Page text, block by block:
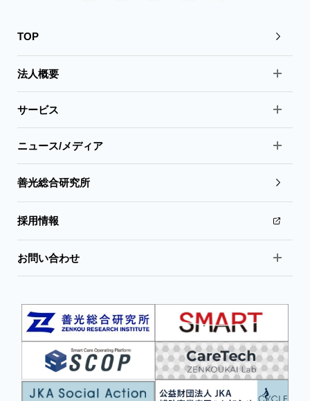
TOP
法人概要
サービス
ニュース/メディア
善光総合研究所
採用情報
お問い合わせ